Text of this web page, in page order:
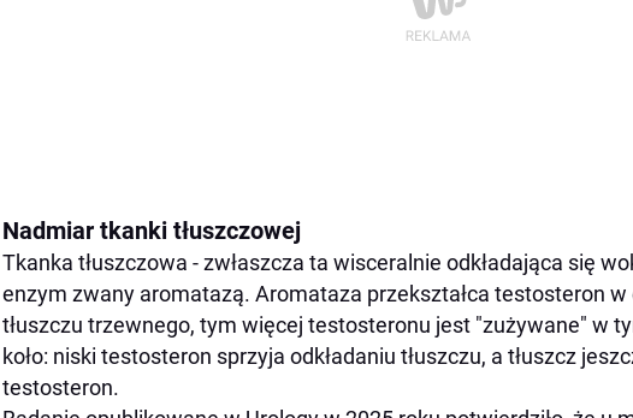
Nadmiar tkanki tłuszczowej
Tkanka tłuszczowa - zwłaszcza ta wisceralnie odkładająca się
enzym zwany aromatazą. Aromataza przekształca testosteron
tłuszczu trzewnego, tym więcej testosteronu jest "zużywane" w
koło: niski testosteron sprzyja odkładaniu tłuszczu, a tłuszcz
testosteron.